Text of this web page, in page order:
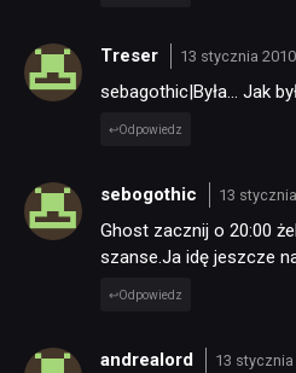
Treser 13 stycznia
sebagothic|Była… Jak
Odpowiedz
sebogothic 13
Ghost zacznij o 20:00
szanse.Ja idę jeszcze
Odpowiedz
andrealord 13